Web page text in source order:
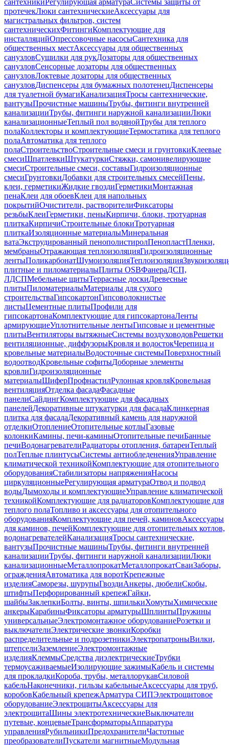
сантехникиРегулирующая арматураСистемы защиты от
протечекЛюки сантехническиеАксессуары для
магистральных фильтров, систем
сантехническихФитингиКомплектующие для
инсталляцийОпрессовочные насосыСантехника для
общественных местАксессуары для общественных
санузловСушилки для рукДозаторы для общественных
санузловСенсорные дозаторы для общественных
санузловЛоктевые дозаторы для общественных
санузловДиспенсеры для бумажных полотенецДиспенсеры
для туалетной бумагиКанализацияТросы сантехнические,
вантузыПрочистные машиныТрубы, фитинги внутренней
канализацииТрубы, фитинги наружной канализацииЛюки
канализационныеТеплый пол водянойТрубы для теплого
полаКоллекторы и комплектующиеТермостатика для теплого
полаАвтоматика для теплого
полаСтроительствоСтроительные смеси и грунтовкиКлеевые
смесиШпатлевкиШтукатуркиСтяжки, самонивелирующие
смесиСтроительные смеси, составыГидроизоляционные
смесиГрунтовкиДобавки для строительных смесейПены,
клеи, герметикиЖидкие гвоздиГерметикиМонтажная
пенаКлеи для обоевКлеи для напольных
покрытийОчистители, растворителиФиксаторы
резьбыКлеиГерметики, пеныКирпичи, блоки, тротуарная
плиткаКирпичиСтроительные блокиТротуарная
плиткаИзоляционные материалыМинеральная
ватаЭкструдированный пенополистиролПенопластПленки,
мембраныОтражающая теплоизоляцияГидроизоляционные
лентыПоликарбонатШумоизоляцияТеплоизоляция
плитные и пиломатериалыПлиты OSBФанераДСП,
ЛДСПМебельные щитыТеррасные доскиДревесные
плитыПиломатериалыМатериалы для сухого
строительстваГипсокартонГипсоволокнистые
листыЦементные плитыПрофили для
гипсокартонаКомплектующие для гипсокартонаЛенты
армирующиеУплотнительные лентыГипсовые и цементные
плитыВентиляторы вытяжныеСистемы воздуховодовРешетки
вентиляционные, диффузорыКровля и водостокЧерепица и
кровельные материалыВодосточные системыПоверхностный
водоотводКровельные софитыДоборные элементы
кровлиГидроизоляционные
материалыШиферПрофнастилРулонная кровляКровельная
вентиляцияОтделка фасадаФасадные
панелиСайдингКомплектующие для фасадных
панелейДекоративные штукатурки для фасадаКлинкерная
плитка для фасадаДекоративный камень для наружной
отделкиОтоплениеОтопительные котлыГазовые
колонкиКамины, печи-каминыОтопительные печиБанные
печиВодонагревателиРадиаторы отопления, батареиТеплый
полТеплые плинтусыСистемы антиобледененияУправление
климатической техникойКомплектующие для отопительного
оборудованияСтабилизаторы напряженияНасосы
циркуляционныеРегулирующая арматураОтвод и подвод
водыДымоходы и комплектующиеУправление климатической
техникойКомплектующие для радиаторовКомплектующие для
теплого полаТопливо и аксессуары для отопительного
оборудованияКомплектующие для печей, каминовАксессуары
для каминов, печейКомплектующие для отопительных котлов,
водонагревателейКанализацияТросы сантехнические,
вантузыПрочистные машиныТрубы, фитинги внутренней
канализацииТрубы, фитинги наружной канализацииЛюки
канализационныеМеталлопрокатМеталлопрокатСваиЗаборы,
огражденияАвтоматика для воротКрепежные
изделияСаморезы, шурупыГвоздиАнкеры, дюбелиСкобы,
штифтыПерфорированный крепежГайки,
шайбыЗаклепкиБолты, винты, шпилькиХомутыХимические
анкерыКарабиныФиксаторы арматурыШплинтыПружины
универсальныеЭлектромонтажное оборудованиеРозетки и
выключателиЭлектрические звонкиКоробки
распределительные и подрозетникиЭлектропатроныВилки,
штепселиЗаземлениеЭлектромонтажные
изделияКлеммыСредства диэлектрическиеТрубки
термоусаживаемыеИзолирующие зажимыКабель и системы
для прокладкиКороба, трубы, металлорукавСиловой
кабельНаконечники, гильзы кабельныеАксессуары для труб,
коробовКабельный крепежАрматура СИПЭлектрощитовое
оборудованиеЭлектрощитыАксессуары для
электрощитаШины электротехническиеВыключатели
путевые, концевыеТрансформаторыАппаратура
управленияРубильникиПредохранителиЧастотные
преобразователиПускатели магнитныеМодульная